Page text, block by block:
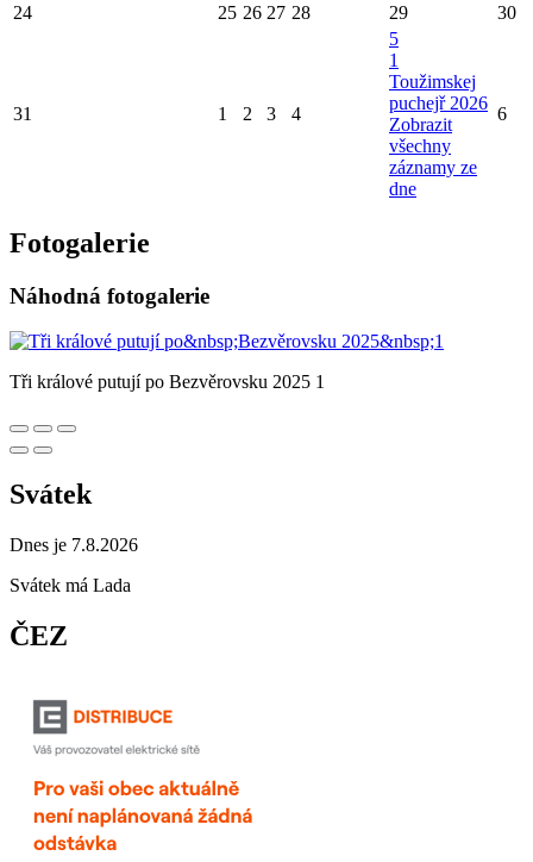
24 25 26 27 28 29 30
31 1 2 3 4
5
1
Toužimskej
puchejř 2026
Zobrazit
všechny
záznamy ze
dne
6
Fotogalerie
Náhodná fotogalerie
Tři králové putují po Bezvěrovsku 2025 1
Svátek
Dnes je 7.8.2026
Svátek má Lada
ČEZ